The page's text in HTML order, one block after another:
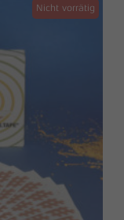
Nicht vorrätig